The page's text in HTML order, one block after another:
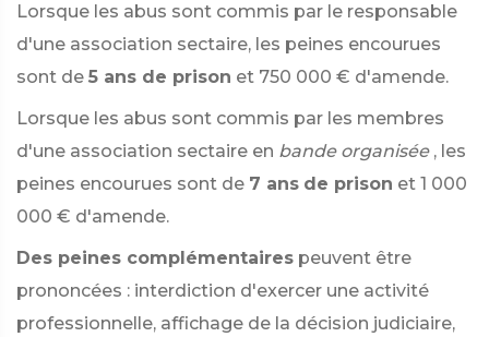
Lorsque les abus sont commis par le responsable
d'une association sectaire, les peines encourues
sont de 5 ans de prison et 750 000 € d'amende.
Lorsque les abus sont commis par les membres
d'une association sectaire en bande organisée , les
peines encourues sont de 7 ans de prison et 1 000
000 € d'amende.
Des peines complémentaires peuvent être
prononcées : interdiction d'exercer une activité
professionnelle, affichage de la décision judiciaire,